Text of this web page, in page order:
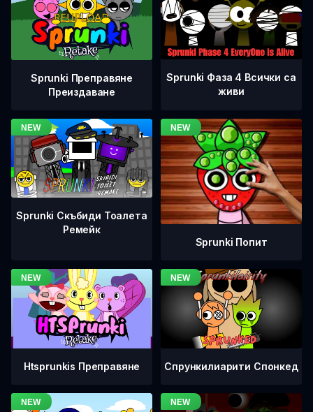
Sprunki Преправяне
Преиздаване
Sprunki Фаза 4 Всички са
живи
Sprunki Скъбиди Тоалета
Ремейк
Sprunki Попит
Htsprunkis Преправяне Спрункилиарити Спонкед